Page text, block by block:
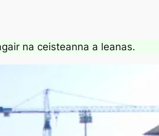
na ceisteanna a leanas.